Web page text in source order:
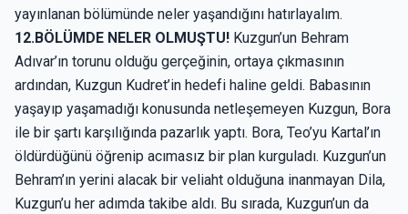
yayınlanan bölümünde neler yaşandığını hatırlayalım.
12.BÖLÜMDE NELER OLMUŞTU! Kuzgun’un Behram
Adıvar’ın torunu olduğu gerçeğinin, ortaya çıkmasının
ardından, Kuzgun Kudret’in hedefi haline geldi. Babasının
yaşayıp yaşamadığı konusunda netleşemeyen Kuzgun, Bora
ile bir şartı karşılığında pazarlık yaptı. Bora, Teo’yu Kartal’ın
öldürdüğünü öğrenip acımasız bir plan kurguladı. Kuzgun’un
Behram’ın yerini alacak bir veliaht olduğuna inanmayan Dila,
Kuzgun’u her adımda takibe aldı. Bu sırada, Kuzgun’un da